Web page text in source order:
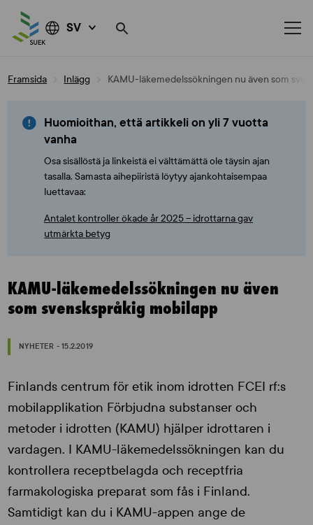
SV
Framsida Inlägg KAMU-läkemedelssökningen nu även som
Huomioithan, että artikkeli on yli 7 vuotta
vanha
Osa sisällöstä ja linkeistä ei välttämättä ole täysin ajan
tasalla. Samasta aihepiiristä löytyy ajankohtaisempaa
luettavaa:
Antalet kontroller ökade år 2025 – idrottarna gav
utmärkta betyg
KAMU-läkemedelssökningen nu även
som svenskspråkig mobilapp
NYHETER - 15.2.2019
Finlands centrum för etik inom idrotten FCEI rf:s
mobilapplikation Förbjudna substanser och
metoder i idrotten (KAMU) hjälper idrottaren i
vardagen. I KAMU-läkemedelssökningen kan du
kontrollera receptbelagda och receptfria
farmakologiska preparat som fås i Finland.
Samtidigt kan du i KAMU-appen ange de